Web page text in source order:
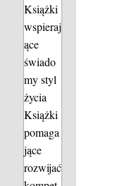
Książki
wspieraj
ące
świado
my styl
życia
Książki
pomaga
jące
rozwijać